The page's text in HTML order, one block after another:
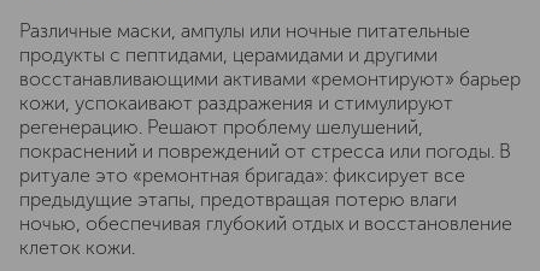
Различные маски, ампулы или ночные питательные
продукты с пептидами, церамидами и другими
восстанавливающими активами «ремонтируют» барьер
кожи, успокаивают раздражения и стимулируют
регенерацию. Решают проблему шелушений,
покраснений и повреждений от стресса или погоды. В
ритуале это «ремонтная бригада»: фиксирует все
предыдущие этапы, предотвращая потерю влаги
ночью, обеспечивая глубокий отдых и восстановление
клеток кожи.